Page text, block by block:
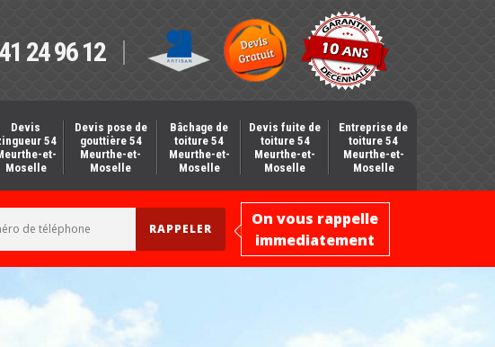
24 96 12
Devis
54
et-
Moselle
Devis pose de
gouttière 54
Meurthe-et-
Moselle
Bâchage de
toiture 54
Meurthe-et-
Moselle
Devis fuite de
toiture 54
Meurthe-et-
Moselle
Entreprise de
toiture 54
Meurthe-et-
Moselle
On vous rappelle
immediatement